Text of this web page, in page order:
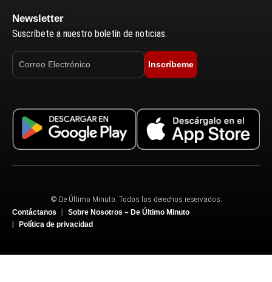
Newsletter
Suscríbete a nuestro boletín de noticias.
Inscríbeme
© De Último Minuto. Todos los derechos reservados.
Contáctanos
Sobre Nosotros – De Último Minuto
Política de privacidad